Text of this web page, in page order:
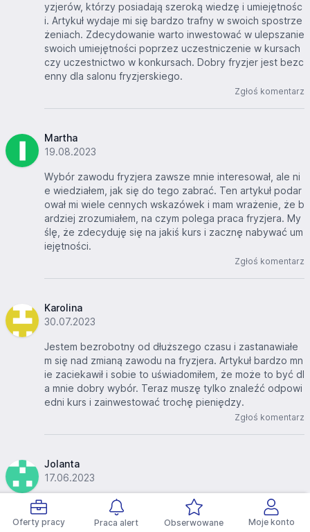
Oferty pracy Praca alert Obserwowane Moje konto
yzjerów, którzy posiadają szeroką wiedzę i umiejętnośc
i. Artykuł wydaje mi się bardzo trafny w swoich spostrze
żeniach. Zdecydowanie warto inwestować w ulepszanie
swoich umiejętności poprzez uczestniczenie w kursach
czy uczestnictwo w konkursach. Dobry fryzjer jest bezc
enny dla salonu fryzjerskiego.
Zgłoś komentarz
Martha
19.08.2023
Wybór zawodu fryzjera zawsze mnie interesował, ale ni
e wiedziałem, jak się do tego zabrać. Ten artykuł podar
ował mi wiele cennych wskazówek i mam wrażenie, że b
ardziej zrozumiałem, na czym polega praca fryzjera. My
ślę, że zdecyduję się na jakiś kurs i zacznę nabywać um
iejętności.
Zgłoś komentarz
Karolina
30.07.2023
Jestem bezrobotny od dłuższego czasu i zastanawiałe
m się nad zmianą zawodu na fryzjera. Artykuł bardzo mn
ie zaciekawił i sobie to uświadomiłem, że może to być dl
a mnie dobry wybór. Teraz muszę tylko znaleźć odpowi
edni kurs i zainwestować trochę pieniędzy.
Zgłoś komentarz
Jolanta
17.06.2023
Jako fryzjer pracujący od kilku lat, mogę powiedzieć, ż
e artykuł ma wiele trafnych uwag. Bycie fryzjerem to nie